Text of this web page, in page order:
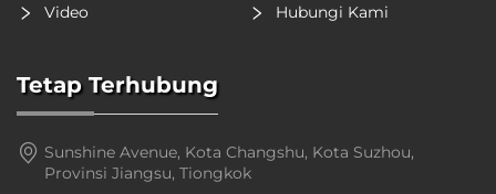
Video Hubungi Kami
Tetap Terhubung
Sunshine Avenue, Kota Changshu, Kota Suzhou,
Provinsi Jiangsu, Tiongkok